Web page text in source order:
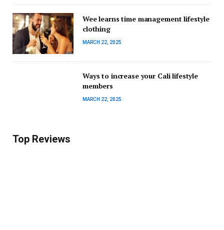
Wee learns time management lifestyle
clothing
MARCH 22, 2025
Ways to increase your Cali lifestyle
members
MARCH 22, 2025
Top Reviews